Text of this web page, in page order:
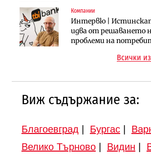
Компании
Интервю |
идва от решаването
проблеми на
Инфраструктура
АПИ възложи
парцеларния план за
Инфраструктура
Вторият мост над
езеро става част от
Всички
Виж съдържание за:
Благоевград Бургас|
Велико Търново| Видин